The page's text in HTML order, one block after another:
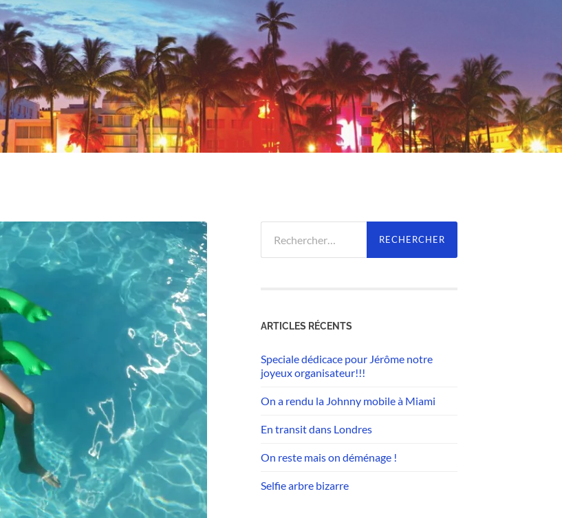
VeryBadTripInMiami
ARTICLES RÉCENTS
Speciale dédicace pour Jérôme notre
joyeux organisateur!!!
On a rendu la Johnny mobile à Miami
En transit dans Londres
On reste mais on déménage !
Selfie arbre bizarre